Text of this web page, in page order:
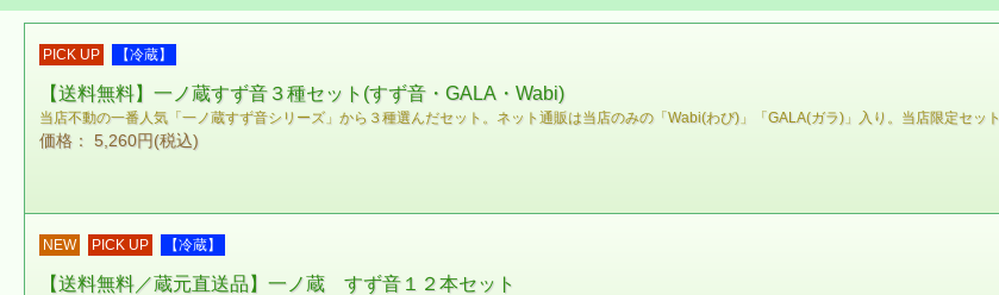
PICK UP 【冷蔵】
【送料無料】一ノ蔵すず音３種セット(すず音・GALA・Wabi)
当店不動の一番人気「一ノ蔵すず音シリーズ」から３種選んだセット。ネット通販は当店のみの「Wabi(わび)」「GALA(ガラ)」入り。当店限定セット
価格： 5,260円(税込)
NEW PICK UP 【冷蔵】
【送料無料／蔵元直送品】一ノ蔵 すず音１２本セット